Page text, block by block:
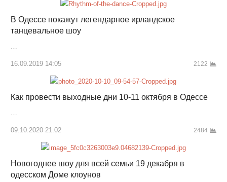
В Одессе покажут легендарное ирландское
танцевальное шоу
…
16.09.2019 14:05 2122
Как провести выходные дни 10-11 октября в Одессе
…
09.10.2020 21:02 2484
Новогоднее шоу для всей семьи 19 декабря в
одесском Доме клоунов